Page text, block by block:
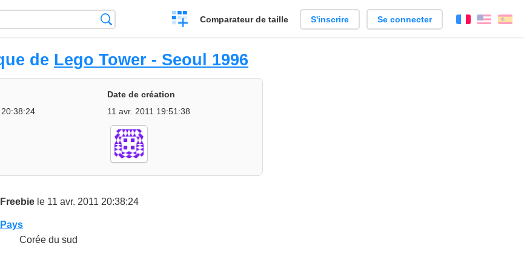
Créer
un
comparatif
Comparateur de taille S'inscrire Se connecter FrançaisEnglish
de Lego Tower - Seoul 1996
20:38:24
Date de création
11 avr. 2011 19:51:38
Freebie le 11 avr. 2011 20:38:24
Pays
Corée du sud